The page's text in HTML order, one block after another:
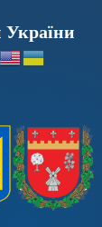
України